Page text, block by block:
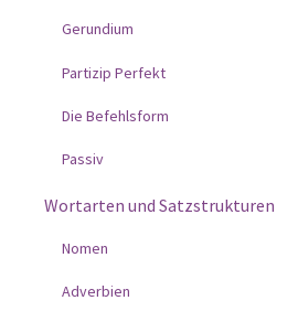
Gerundium
Partizip Perfekt
Die Befehlsform
Passiv
Wortarten und Satzstrukturen
Nomen
Adverbien